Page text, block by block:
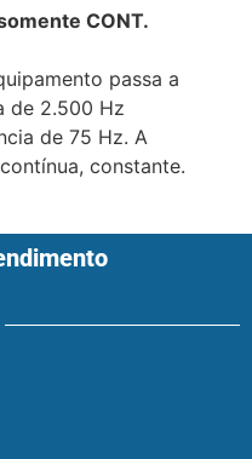
CONT.
passa a
de 2.500 Hz
de 75 Hz. A
constante.